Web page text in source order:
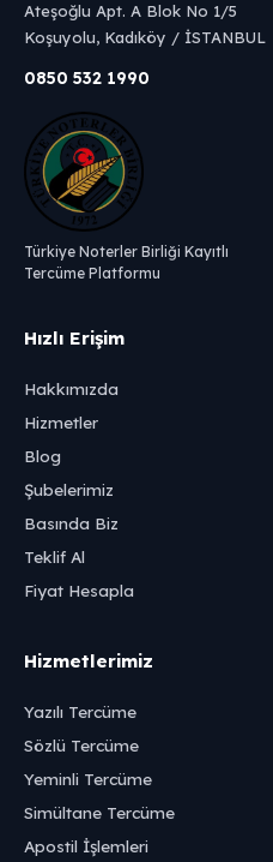
Ateşoğlu Apt. A Blok No 1/5
Koşuyolu, Kadıköy / İSTANBUL
0850 532 1990
Türkiye Noterler Birliği Kayıtlı
Tercüme Platformu
Hızlı Erişim
Hakkımızda
Hizmetler
Blog
Şubelerimiz
Basında Biz
Teklif Al
Fiyat Hesapla
Hizmetlerimiz
Yazılı Tercüme
Sözlü Tercüme
Yeminli Tercüme
Simültane Tercüme
Apostil İşlemleri